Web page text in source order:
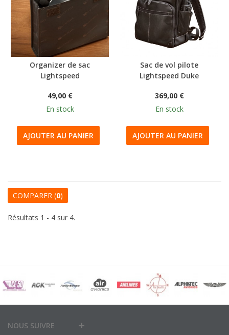
Organizer de sac
Lightspeed
49,00 €
En stock
AJOUTER AU PANIER
Sac de vol pilote
Lightspeed Duke
369,00 €
En stock
AJOUTER AU PANIER
COMPARER (0)
Résultats 1 - 4 sur 4.
NOUS SUIVRE